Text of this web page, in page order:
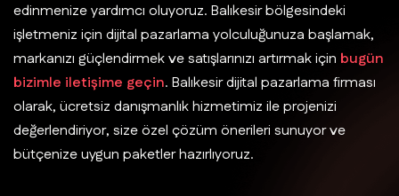
edinmenize yardımcı oluyoruz. Balıkesir bölgesindeki
işletmeniz için dijital pazarlama yolculuğunuza başlamak,
markanızı güçlendirmek ve satışlarınızı artırmak için bugün
bizimle iletişime geçin. Balıkesir dijital pazarlama firması
olarak, ücretsiz danışmanlık hizmetimiz ile projenizi
değerlendiriyor, size özel çözüm önerileri sunuyor ve
bütçenize uygun paketler hazırlıyoruz.